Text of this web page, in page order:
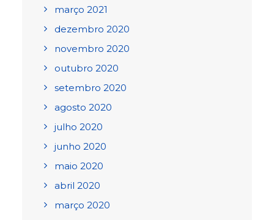
março 2021
dezembro 2020
novembro 2020
outubro 2020
setembro 2020
agosto 2020
julho 2020
junho 2020
maio 2020
abril 2020
março 2020